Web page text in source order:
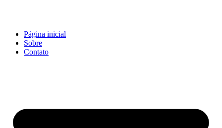
Página inicial
Sobre
Contato